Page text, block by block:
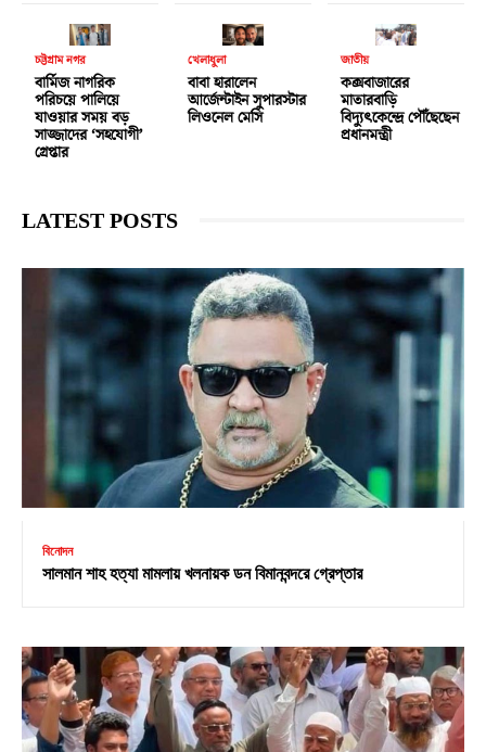
চট্টগ্রাম নগর
বার্মিজ নাগরিক
পরিচয়ে পালিয়ে
যাওয়ার সময় বড়
সাজ্জাদের ‘সহযোগী’
গ্রেপ্তার
খেলাধুলা
বাবা হারালেন
আর্জেন্টাইন সুপারস্টার
লিওনেল মেসি
জাতীয়
কক্সবাজারের
মাতারবাড়ি
বিদ্যুৎকেন্দ্রে পৌঁছেছেন
প্রধানমন্ত্রী
LATEST POSTS
বিনোদন
সালমান শাহ হত্যা মামলায় খলনায়ক ডন বিমানবন্দরে গ্রেপ্তার